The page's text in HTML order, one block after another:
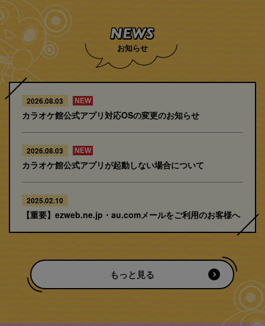
お知らせ
2026.08.03 NEW
カラオケ館公式アプリ対応OSの変更のお知らせ
2026.08.03 NEW
カラオケ館公式アプリが起動しない場合について
2025.02.10
【重要】ezweb.ne.jp・au.comメールをご利用のお客様へ
もっと見る